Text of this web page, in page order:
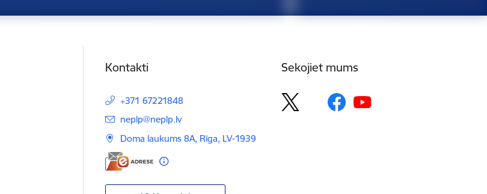
Kontakti
+371 67221848
E-pasts:
neplp@neplp.lv
Doma laukums 8A, Rīga, LV-1939
Sekojiet mums